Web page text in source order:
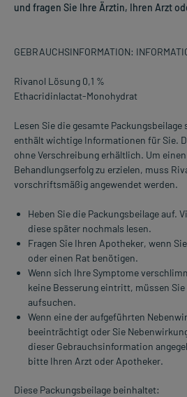
und fragen Sie Ihre Ärztin, Ihren Arzt
GEBRAUCHSINFORMATION:
Rivanol Lösung 0,1 %
Ethacridinlactat-Monohydrat
Lesen Sie die gesamte
enthält wichtige Informationen für Sie.
ohne Verschreibung erhältlich. Um
Behandlungserfolg zu erzielen, muss
vorschriftsmäßig angewendet werden.
Heben Sie die Packungsbeilage auf.
diese später nochmals lesen.
Fragen Sie Ihren Apotheker, wenn
oder einen Rat benötigen.
Wenn sich Ihre Symptome
keine Besserung eintritt, müssen
aufsuchen.
Wenn eine der aufgeführten
beeinträchtigt oder Sie
dieser Gebrauchsinformation
bitte Ihren Arzt oder Apotheker.
Diese Packungsbeilage beinhaltet: